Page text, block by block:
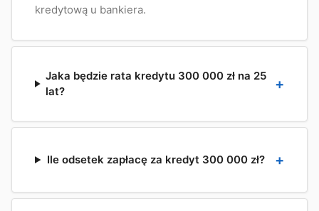
kredytową u bankiera.
Jaka będzie rata kredytu 300 000 zł na 25
lat?
Ile odsetek zapłacę za kredyt 300 000 zł?